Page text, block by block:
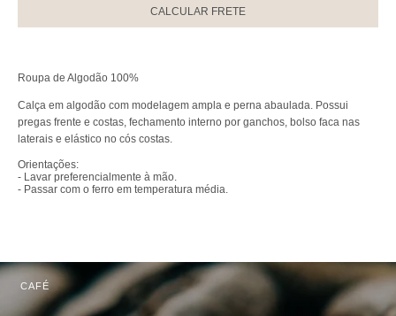
CALCULAR FRETE
Roupa de Algodão 100%
Calça em algodão com modelagem ampla e perna abaulada. Possui
pregas frente e costas, fechamento interno por ganchos, bolso faca nas
laterais e elástico no cós costas.
Orientações:
- Lavar preferencialmente à mão.
- Passar com o ferro em temperatura média.
CAFÉ